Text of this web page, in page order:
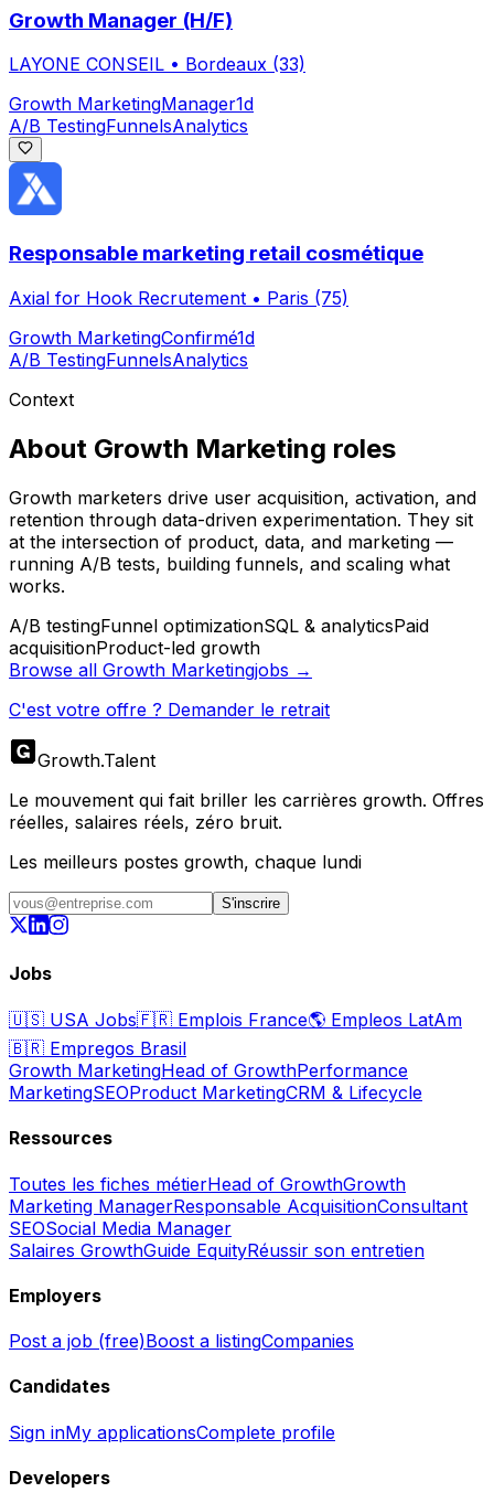
Growth Manager (H/F)
LAYONE CONSEIL • Bordeaux (33)
Growth MarketingManager1d
A/B TestingFunnelsAnalytics
Responsable marketing retail cosmétique
Axial for Hook Recrutement • Paris (75)
Growth MarketingConfirmé1d
A/B TestingFunnelsAnalytics
Context
About Growth Marketing roles
Growth marketers drive user acquisition, activation, and
retention through data-driven experimentation. They sit
at the intersection of product, data, and marketing —
running A/B tests, building funnels, and scaling what
works.
A/B testingFunnel optimizationSQL & analyticsPaid
acquisitionProduct-led growth
Browse all Growth Marketingjobs →
C'est votre offre ? Demander le retrait
Growth.Talent
Le mouvement qui fait briller les carrières growth. Offres
réelles, salaires réels, zéro bruit.
Les meilleurs postes growth, chaque lundi
S'inscrire
Jobs
🇺🇸 USA Jobs🇫🇷 Emplois France🌎 Empleos LatAm
🇧🇷 Empregos Brasil
Growth MarketingHead of GrowthPerformance
MarketingSEOProduct MarketingCRM & Lifecycle
Ressources
Toutes les fiches métierHead of GrowthGrowth
Marketing ManagerResponsable AcquisitionConsultant
SEOSocial Media Manager
Salaires GrowthGuide EquityRéussir son entretien
Employers
Post a job (free)Boost a listingCompanies
Candidates
Sign inMy applicationsComplete profile
Developers